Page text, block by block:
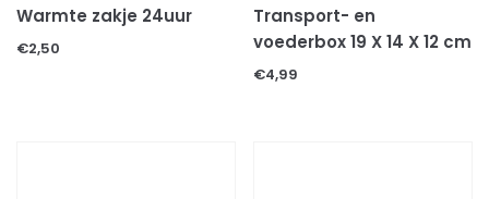
Warmte zakje 24uur
€2,50
Transport- en
voederbox 19 X 14 X 12 cm
€4,99